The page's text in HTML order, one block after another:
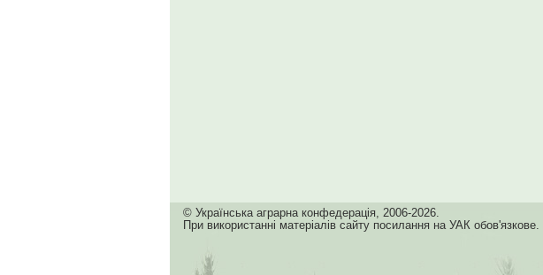
© Українська аграрна конфедерація, 2006-2026.
При використанні матеріалів сайту посилання на УАК обов'язкове.